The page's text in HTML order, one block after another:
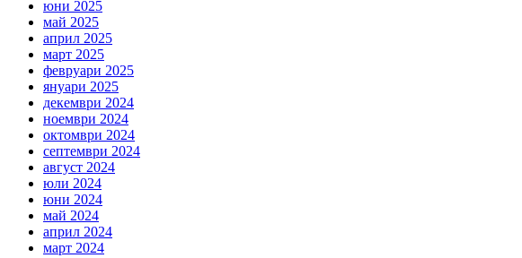
юни 2025
май 2025
април 2025
март 2025
февруари 2025
януари 2025
декември 2024
ноември 2024
октомври 2024
септември 2024
август 2024
юли 2024
юни 2024
май 2024
април 2024
март 2024